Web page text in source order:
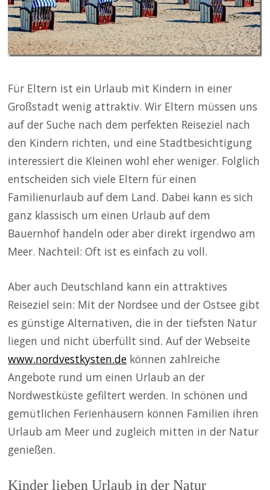
Für Eltern ist ein Urlaub mit Kindern in einer
Großstadt wenig attraktiv. Wir Eltern müssen uns
auf der Suche nach dem perfekten Reiseziel nach
den Kindern richten, und eine Stadtbesichtigung
interessiert die Kleinen wohl eher weniger. Folglich
entscheiden sich viele Eltern für einen
Familienurlaub auf dem Land. Dabei kann es sich
ganz klassisch um einen Urlaub auf dem
Bauernhof handeln oder aber direkt irgendwo am
Meer. Nachteil: Oft ist es einfach zu voll.
Aber auch Deutschland kann ein attraktives
Reiseziel sein: Mit der Nordsee und der Ostsee gibt
es günstige Alternativen, die in der tiefsten Natur
liegen und nicht überfüllt sind. Auf der Webseite
www.nordvestkysten.de können zahlreiche
Angebote rund um einen Urlaub an der
Nordwestküste gefiltert werden. In schönen und
gemütlichen Ferienhäusern können Familien ihren
Urlaub am Meer und zugleich mitten in der Natur
genießen.
Kinder lieben Urlaub in der Natur